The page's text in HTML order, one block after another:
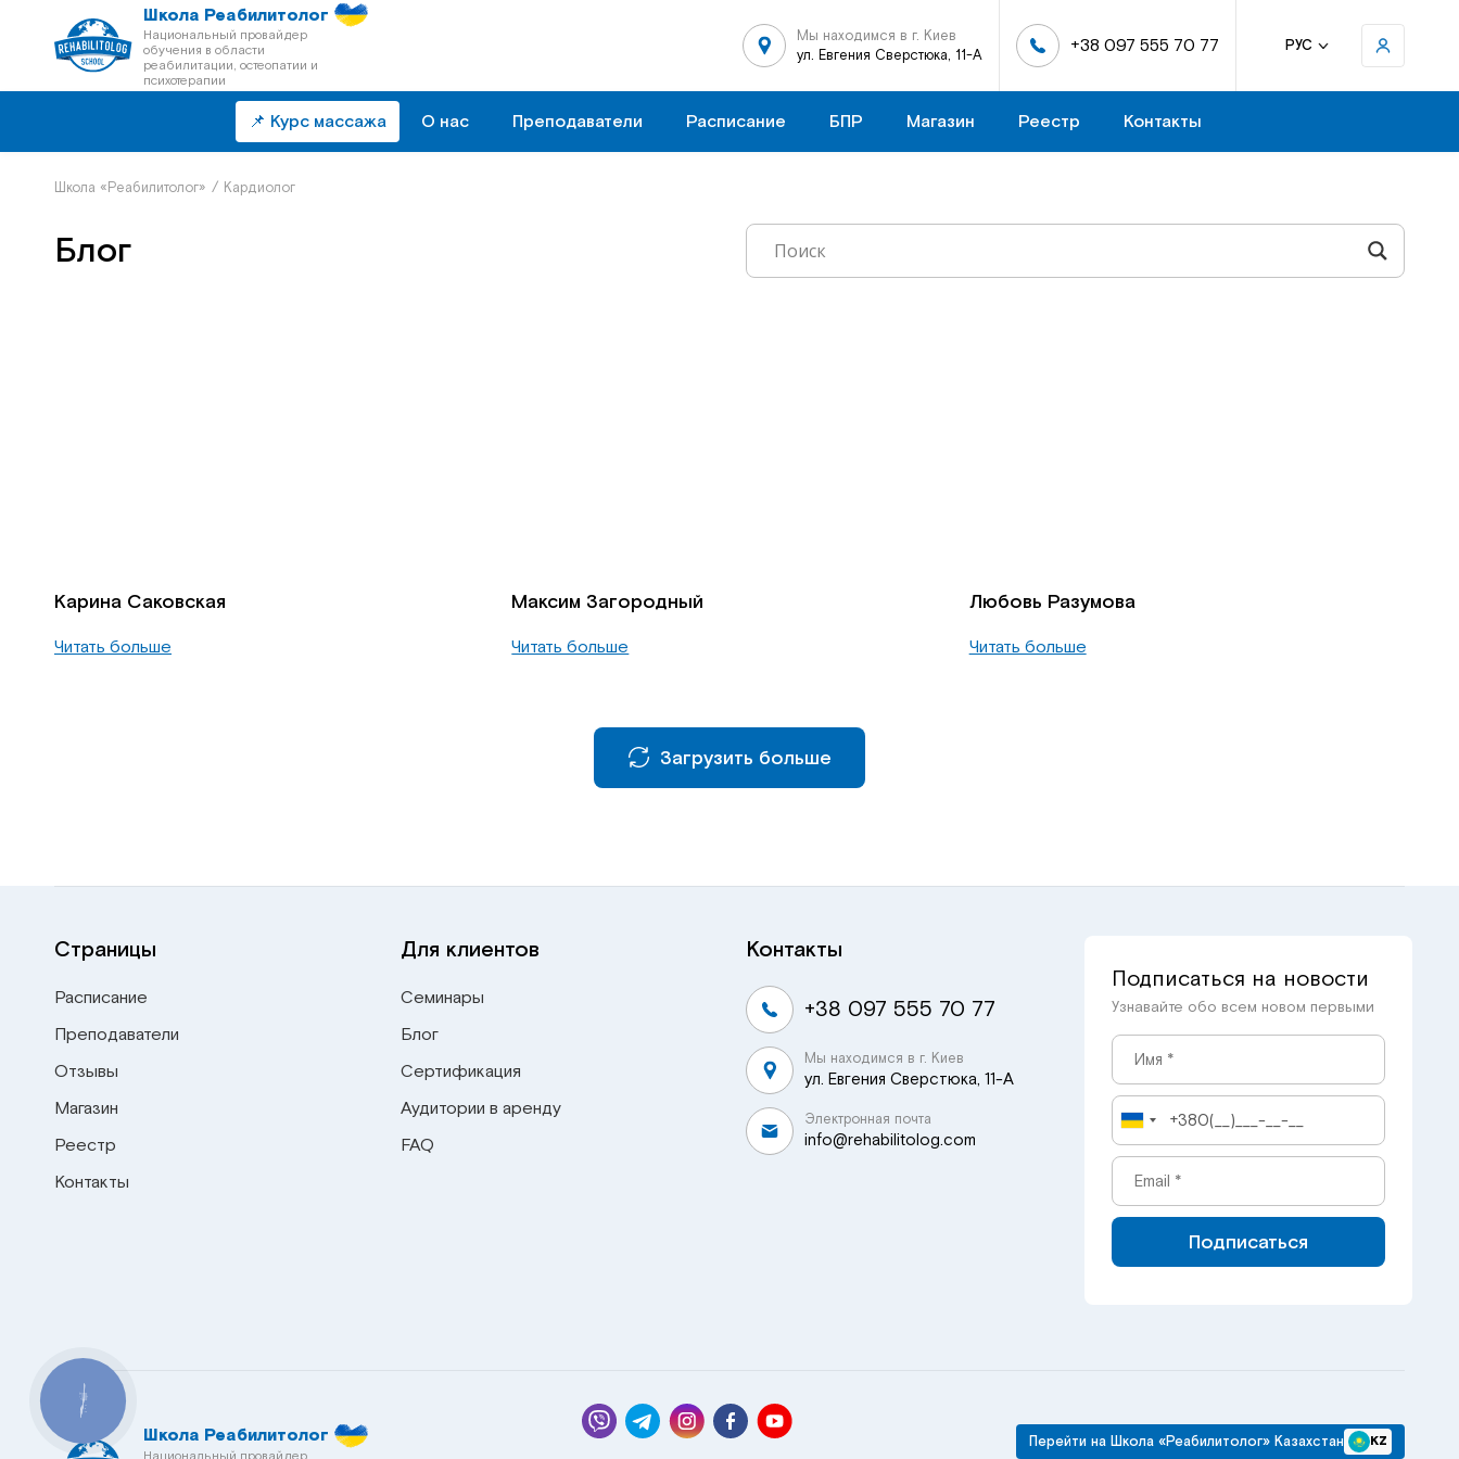
Школа Реабилитолог
Национальный провайдер
обучения в области
реабилитации, остеопатии и
психотерапии
Мы находимся в г. Киев
ул. Евгения Сверстюка, 11-А
+38 097 555 70 77 РУС
📌 Курс массажа О нас Преподаватели Расписание БПР Магазин Реестр Контакты
Школа «Реабилитолог» / Кардиолог
Блог
Карина Саковская
Читать больше
Максим Загородный
Читать больше
Любовь Разумова
Читать больше
Загрузить больше
Страницы
Расписание
Преподаватели
Отзывы
Магазин
Реестр
Контакты
Для клиентов
Семинары
Блог
Сертификация
Аудитории в аренду
FAQ
Контакты
+38 097 555 70 77
Мы находимся в г. Киев
ул. Евгения Сверстюка, 11-А
Электронная почта
info@rehabilitolog.com
Подписаться на новости
Узнавайте обо всем новом первыми
Подписаться
Школа Реабилитолог
Национальный провайдер
Перейти на Школа «Реабилитолог» Казахстан KZ
КНОПКА
СВЯЗИ